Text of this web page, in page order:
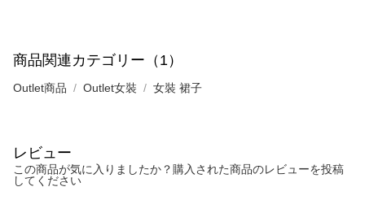
商品関連カテゴリー（1）
Outlet商品 Outlet女裝 女裝 裙子
レビュー
この商品が気に入りましたか？購入された商品のレビューを投稿
してください